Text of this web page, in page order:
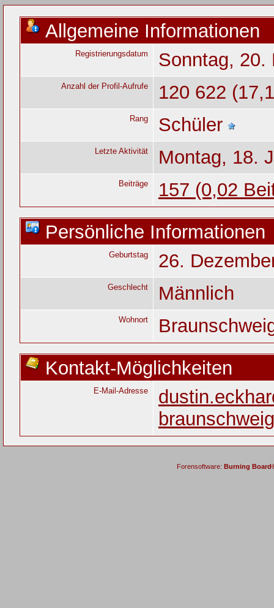
Allgemeine Informationen
Registrierungsdatum Sonntag, 20.
Anzahl der Profil-Aufrufe 120 622
Rang Schüler
Letzte Aktivität Montag, 18.
Beiträge
157 (0,02
Persönliche Informationen
Geburtstag 26.
Geschlecht Männlich
Wohnort
Kontakt-Möglichkeiten
E-Mail-Adresse
Forensoftware: Burning